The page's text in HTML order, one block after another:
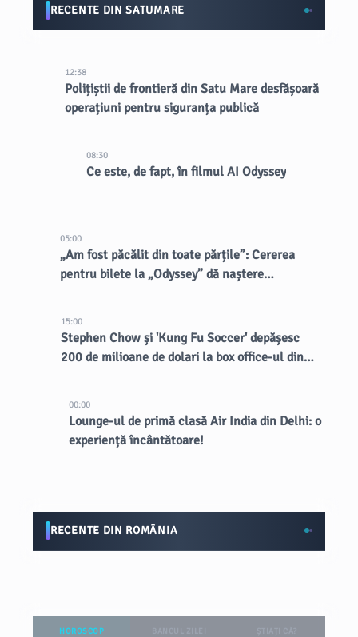
RECENTE DIN SATUMARE
12:38
Polițiștii de frontieră din Satu Mare desfășoară
operațiuni pentru siguranța publică
08:30
Ce este, de fapt, în filmul AI Odyssey
05:00
„Am fost păcălit din toate părțile”: Cererea
pentru bilete la „Odyssey” dă naștere
15:00
Stephen Chow și 'Kung Fu Soccer' depășesc
200 de milioane de dolari la box office-ul din
00:00
Lounge-ul de primă clasă Air India din Delhi: o
experiență încântătoare!
RECENTE DIN ROMÂNIA
HOROSCOP